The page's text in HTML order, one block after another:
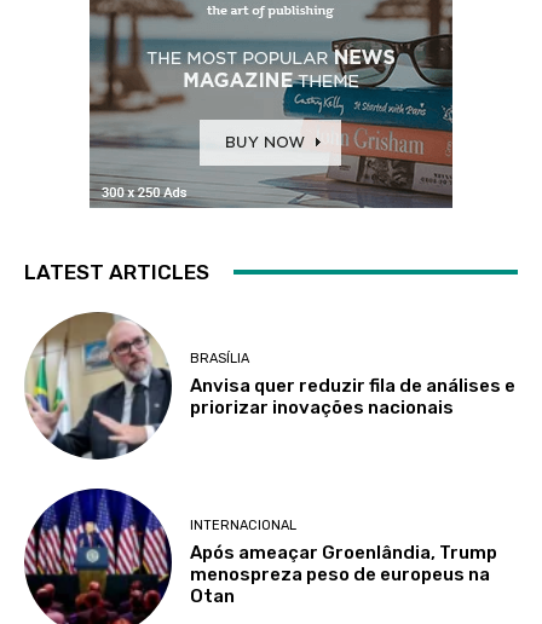
LATEST ARTICLES
BRASÍLIA
Anvisa quer reduzir fila de análises e
priorizar inovações nacionais
INTERNACIONAL
Após ameaçar Groenlândia, Trump
menospreza peso de europeus na
Otan